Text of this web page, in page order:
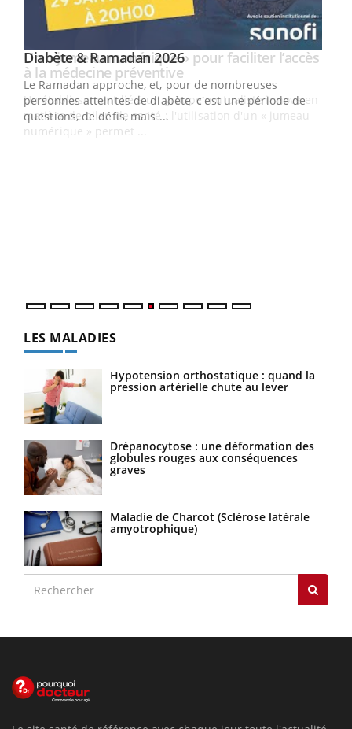
Youtube
Diabète & Ramadan 2026Youtube
Le Ramadan approche, et, pour de nombreuses
personnes atteintes de diabète, c'est une période de
questions, de défis, mais ...
Youtube
Un « jumeau numérique » pour faciliter l’accès
à la médecine préventiveYoutube
Un établissement lié à un groupe mutualiste innove en
matière de bilan de santé : l'utilisation d'un « jumeau
numérique » permet ...
LES MALADIES
Hypotension orthostatique : quand la
pression artérielle chute au lever
Drépanocytose : une déformation des
globules rouges aux conséquences
graves
Maladie de Charcot (Sclérose latérale
amyotrophique)